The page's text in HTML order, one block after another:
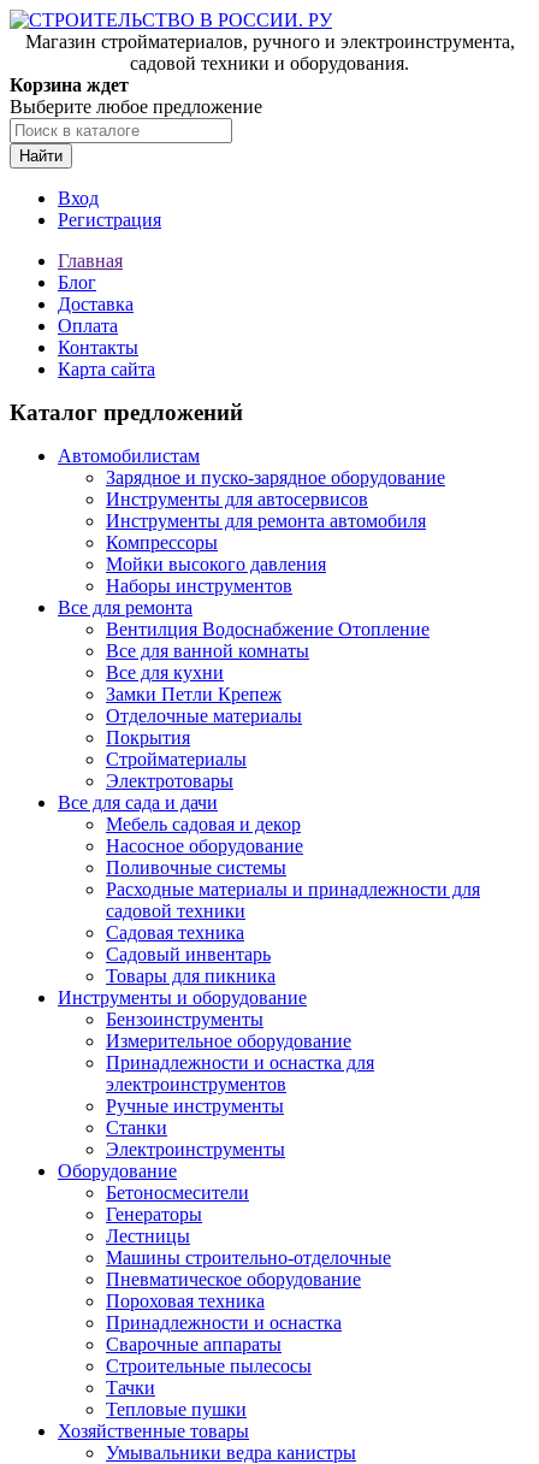
Магазин стройматериалов, ручного и электроинструмента,
садовой техники и оборудования.
Корзина ждет
Выберите любое предложение
Найти
Вход
Регистрация
Главная
Блог
Доставка
Оплата
Контакты
Карта сайта
Каталог предложений
Автомобилистам
Зарядное и пуско-зарядное оборудование
Инструменты для автосервисов
Инструменты для ремонта автомобиля
Компрессоры
Мойки высокого давления
Наборы инструментов
Все для ремонта
Вентилция Водоснабжение Отопление
Все для ванной комнаты
Все для кухни
Замки Петли Крепеж
Отделочные материалы
Покрытия
Стройматериалы
Электротовары
Все для сада и дачи
Мебель садовая и декор
Насосное оборудование
Поливочные системы
Расходные материалы и принадлежности для
садовой техники
Садовая техника
Садовый инвентарь
Товары для пикника
Инструменты и оборудование
Бензоинструменты
Измерительное оборудование
Принадлежности и оснастка для
электроинструментов
Ручные инструменты
Станки
Электроинструменты
Оборудование
Бетоносмесители
Генераторы
Лестницы
Машины строительно-отделочные
Пневматическое оборудование
Пороховая техника
Принадлежности и оснастка
Сварочные аппараты
Строительные пылесосы
Тачки
Тепловые пушки
Хозяйственные товары
Умывальники ведра канистры